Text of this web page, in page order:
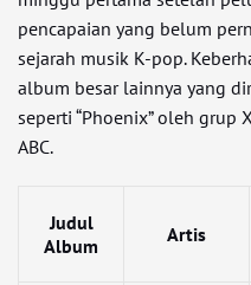
pencapaian yang belum
sejarah musik K-pop.
album besar lainnya yang
seperti “Phoenix” oleh grup
ABC.
Judul
Album
Artis